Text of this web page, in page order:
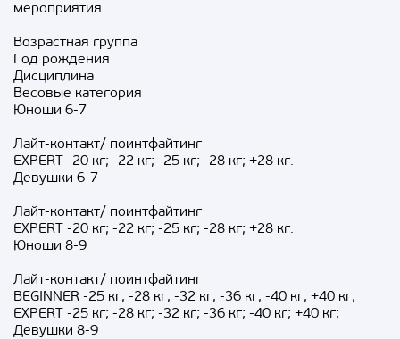
мероприятия
Возрастная группа
Год рождения
Дисциплина
Весовые категория
Юноши 6-7
Лайт-контакт/ поинтфайтинг
EXPERT -20 кг; -22 кг; -25 кг; -28 кг; +28 кг.
Девушки 6-7
Лайт-контакт/ поинтфайтинг
EXPERT -20 кг; -22 кг; -25 кг; -28 кг; +28 кг.
Юноши 8-9
Лайт-контакт/ поинтфайтинг
BEGINNER -25 кг; -28 кг; -32 кг; -36 кг; -40 кг; +40 кг;
EXPERT -25 кг; -28 кг; -32 кг; -36 кг; -40 кг; +40 кг;
Девушки 8-9